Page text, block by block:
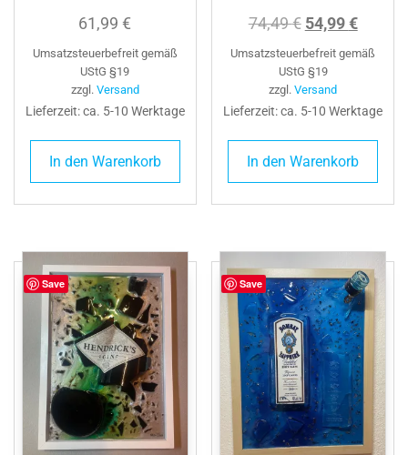
61,99€
Umsatzsteuerbefreit gemäß
UStG §19
zzgl. Versand
Lieferzeit: ca. 5-10 Werktage
In den Warenkorb
74,49€
Preis
war:
74,49 €
54,99€
Preis
Umsatzsteuerbefreit gemäß
UStG §19
zzgl.Versand
Lieferzeit: ca. 5-10 Werktage
In den Warenkorb
Save Save